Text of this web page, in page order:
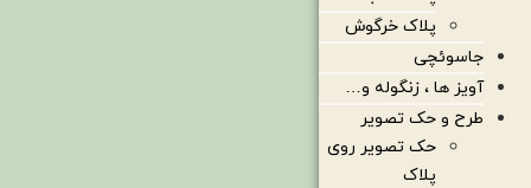
پلاک خرگوش
جاسوئچی
آویز ها ، زنگوله و…
طرح و حک تصویر
حک تصویر روی
پلاک